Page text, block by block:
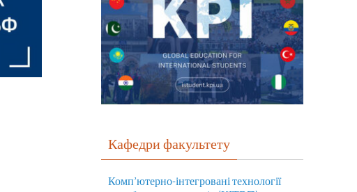
Кафедри факультету
Комп’ютерно-інтегровані технології